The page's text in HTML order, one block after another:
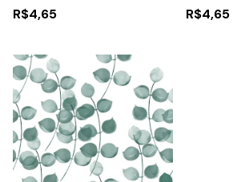
R$4,65 R$4,65